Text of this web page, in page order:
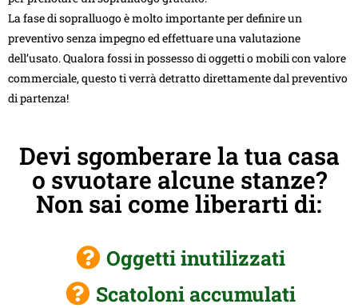
La fase di sopralluogo è molto importante per definire un
preventivo senza impegno ed effettuare una valutazione
dell’usato. Qualora fossi in possesso di oggetti o mobili con valore
commerciale, questo ti verrà detratto direttamente dal preventivo
di partenza!
Devi sgomberare la tua casa
o svuotare alcune stanze?
Non sai come liberarti di:
Oggetti inutilizzati
Scatoloni accumulati